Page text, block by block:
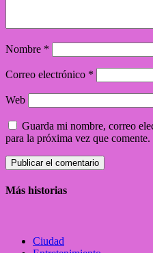
Nombre *
Correo electrónico *
Web
Guarda mi nombre, correo
para la próxima vez que comente.
Más historias
Ciudad